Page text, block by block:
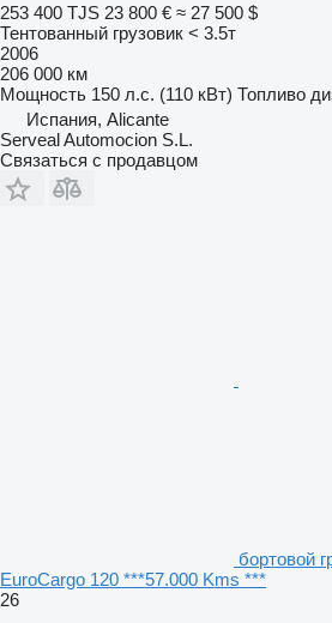
253 400 TJS 23 800 € ≈ 27 500 $
Тентованный грузовик < 3.5т
2006
206 000 км
Мощность 150 л.с. (110 кВт) Топливо
Испания, Alicante
Serveal Automocion S.L.
Связаться с продавцом
бортовой
EuroCargo 120 ***57.000 Kms ***
26